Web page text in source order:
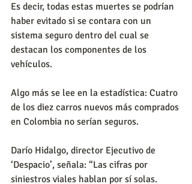
Es decir, todas estas muertes se podrían
haber evitado si se contara con un
sistema seguro dentro del cual se
destacan los componentes de los
vehículos.
Algo más se lee en la estadística: Cuatro
de los diez carros nuevos más comprados
en Colombia no serían seguros.
Darío Hidalgo, director Ejecutivo de
‘Despacio’, señala: “Las cifras por
siniestros viales hablan por sí solas.